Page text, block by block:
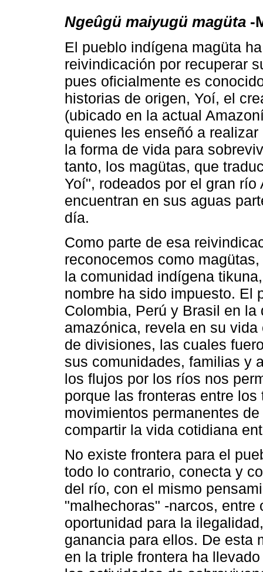
Ngeûgü maiyugü magüta -
El pueblo indígena magüta
reivindicación por recuperar
pues oficialmente es
historias de origen, Yoí, el
(ubicado en la actual
quienes les enseñó a
la forma de vida para
tanto, los magütas, que
Yoí", rodeados por el gran
encuentran en sus aguas
día.
Como parte de esa
reconocemos como
la comunidad indígena
nombre ha sido impuesto. El
Colombia, Perú y Brasil en
amazónica, revela en su
de divisiones, las cuales
sus comunidades, familias y
los flujos por los ríos nos
porque las fronteras entre
movimientos permanentes
compartir la vida cotidiana
No existe frontera para el
todo lo contrario, conecta y
del río, con el mismo
"malhechoras" -narcos,
oportunidad para la
ganancia para ellos. De esta
en la triple frontera ha